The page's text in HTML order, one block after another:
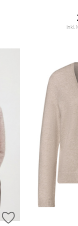
inkl.
ZUR